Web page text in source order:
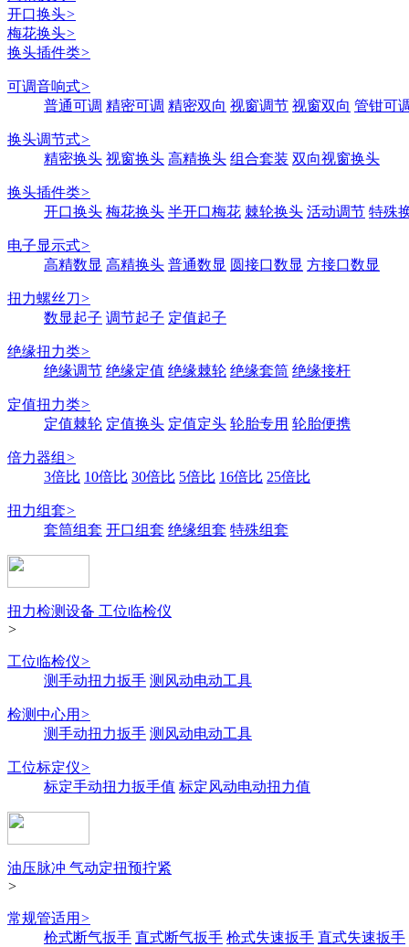
开口换头>
梅花换头>
换头插件类>
可调音响式>
普通可调 精密可调 精密双向 视窗调节 视窗双向 管钳可
换头调节式>
精密换头 视窗换头 高精换头 组合套装 双向视窗换头
换头插件类>
开口换头 梅花换头 半开口梅花 棘轮换头 活动调节 特殊
电子显示式>
高精数显 高精换头 普通数显 圆接口数显 方接口数显
扭力螺丝刀>
数显起子 调节起子 定值起子
绝缘扭力类>
绝缘调节 绝缘定值 绝缘棘轮 绝缘套筒 绝缘接杆
定值扭力类>
定值棘轮 定值换头 定值定头 轮胎专用 轮胎便携
倍力器组 >
3倍比 10倍比 30倍比 5倍比 16倍比 25倍比
扭力组套>
套筒组套 开口组套 绝缘组套 特殊组套
扭力检测设备 工位临检仪
>
工位临检仪>
测手动扭力扳手 测风动电动工具
检测中心用 >
测手动扭力扳手 测风动电动工具
工位标定仪>
标定手动扭力扳手值 标定风动电动扭力值
油压脉冲 气动定扭预拧紧
>
常规管适用 >
枪式断气扳手 直式断气扳手 枪式失速扳手 直式失速扳手